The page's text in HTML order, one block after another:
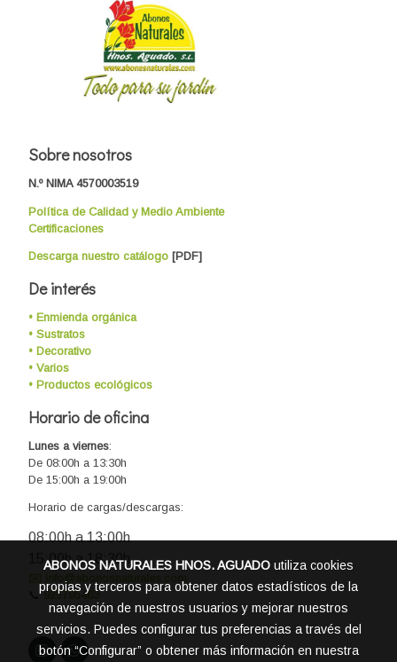
Sobre nosotros
N.º NIMA 4570003519
Política de Calidad y Medio Ambiente
Certificaciones
Descarga nuestro catálogo [PDF]
De interés
• Enmienda orgánica
• Sustratos
• Decorativo
• Varios
• Productos ecológicos
Horario de oficina
Lunes a viernes:
De 08:00h a 13:30h
De 15:00h a 19:00h
Horario de cargas/descargas:
08:00h a 13:00h
15:00h a 18:30h
✉️ info@abonosnaturales.com
📞925795463
ABONOS NATURALES HNOS. AGUADO utiliza cookies
propias y terceros para obtener datos estadísticos de la
navegación de nuestros usuarios y mejorar nuestros
servicios. Puedes configurar tus preferencias a través del
botón “Configurar” o obtener más información en nuestra